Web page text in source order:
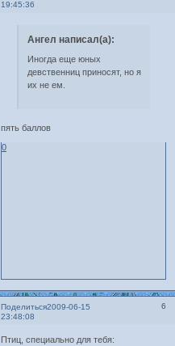
19:45:36
Ангел написал(а):
Иногда еще юных
девственниц приносят, но я
их не ем.
пять баллов
0
Поделиться 6
2009-06-15
23:48:08
Птиц, специально для тебя: